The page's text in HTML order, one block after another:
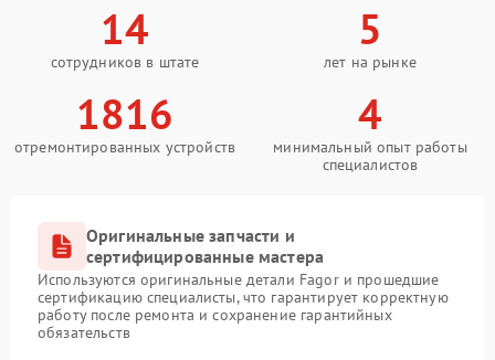
14
сотрудников в штате
5
лет на рынке
1816
отремонтированных устройств
4
минимальный опыт работы
специалистов
Оригинальные запчасти и
сертифицированные мастера
Используются оригинальные детали Fagor и прошедшие
сертификацию специалисты, что гарантирует корректную
работу после ремонта и сохранение гарантийных
обязательств